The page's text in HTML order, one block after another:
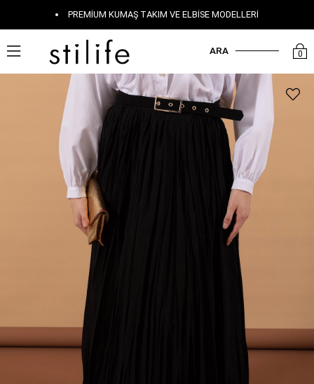
PREMIUM KUMAŞ TAKIM VE ELBISE MODELLERI
0
ARA